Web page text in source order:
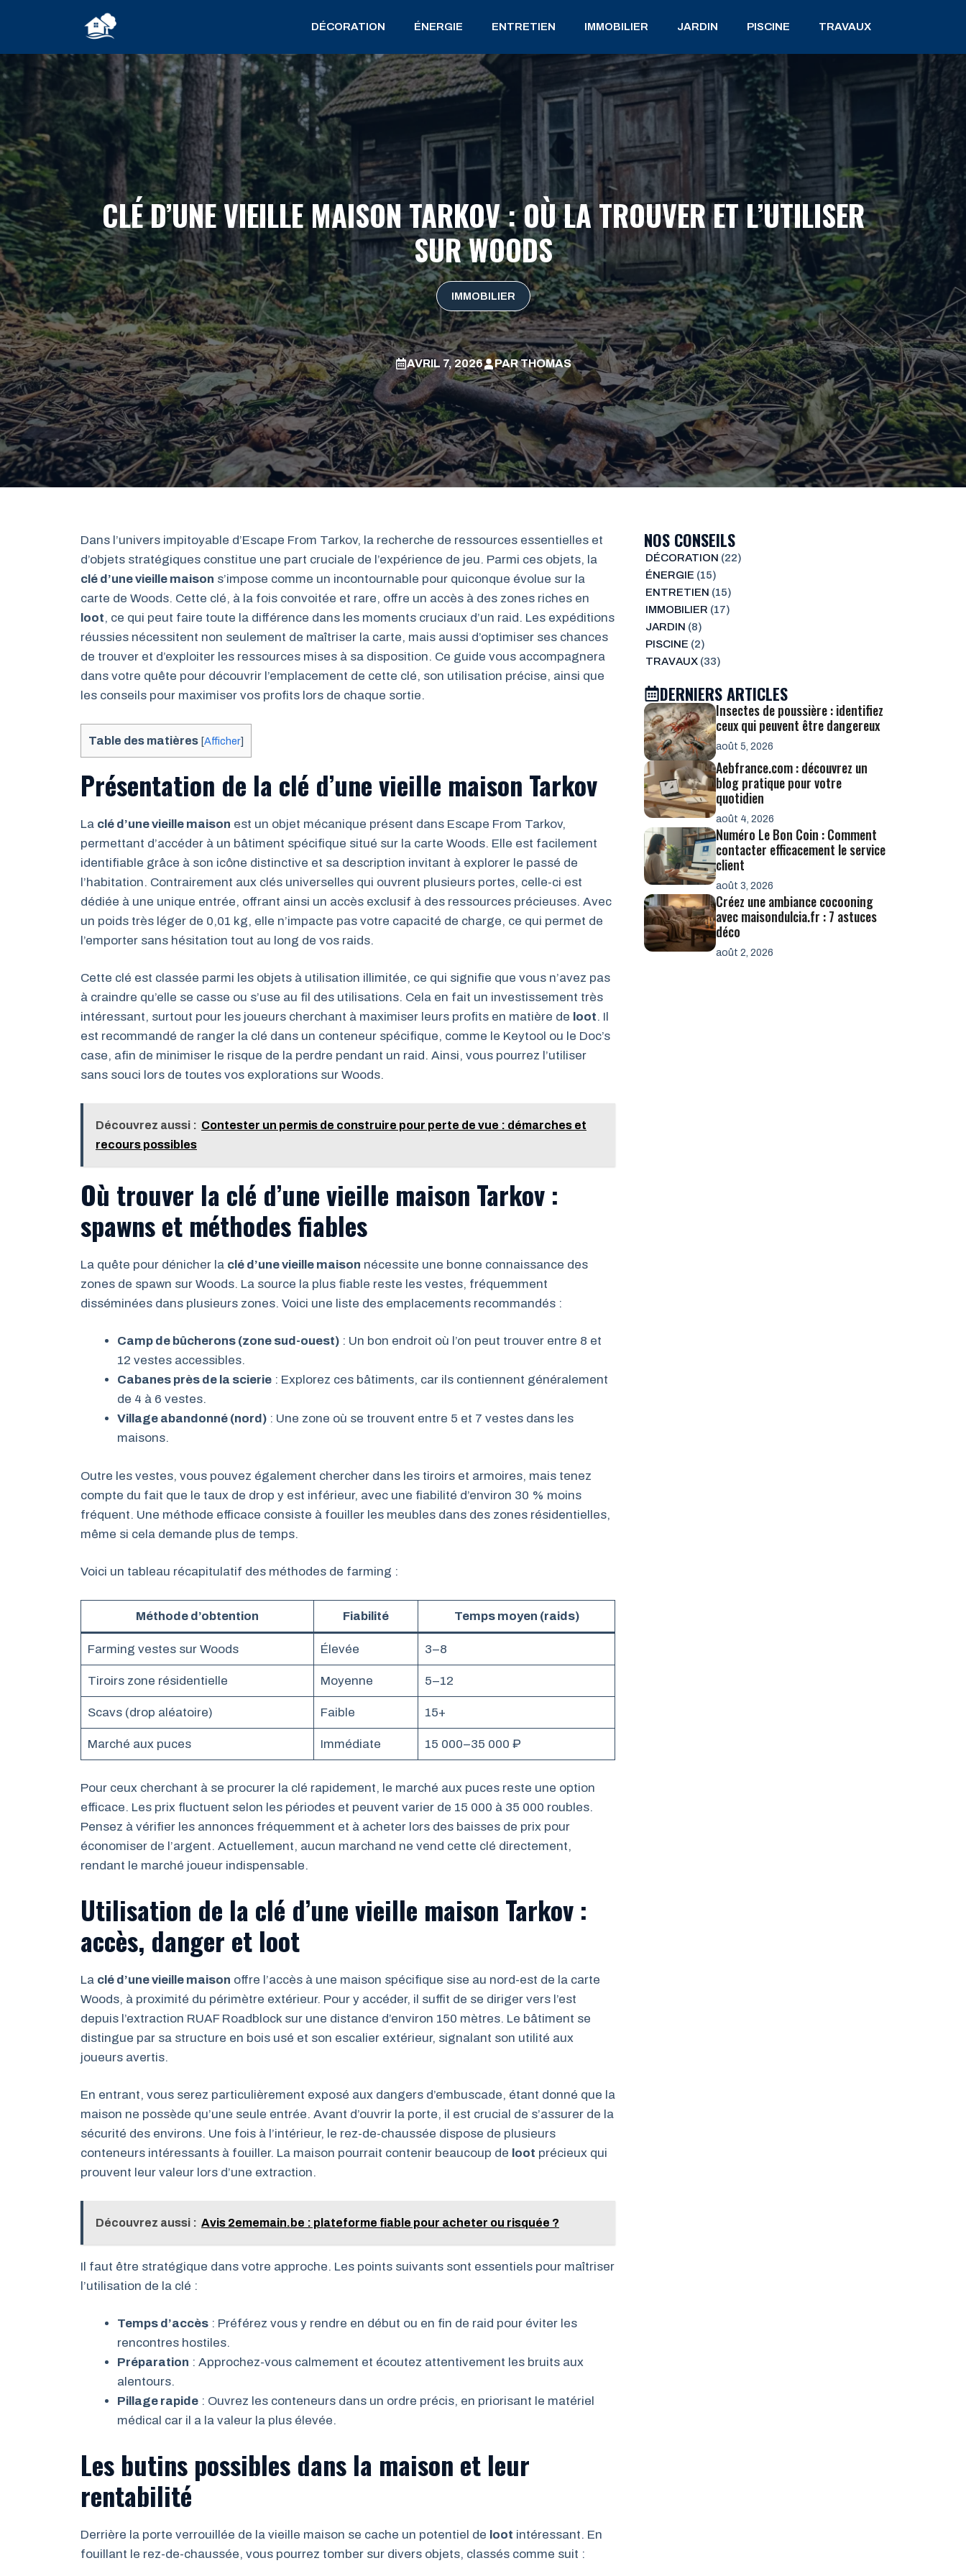
DÉCORATION ÉNERGIE ENTRETIEN IMMOBILIER JARDIN PISCINE TRAVAUX
CLÉ D’UNE VIEILLE MAISON TARKOV : OÙ LA TROUVER ET L’UTILISER
SUR WOODS
IMMOBILIER
AVRIL 7, 2026 PARTHOMAS
Dans l’univers impitoyable d’Escape From Tarkov, la recherche de ressources essentielles et
d’objets stratégiques constitue une part cruciale de l’expérience de jeu. Parmi ces objets, la
clé d’une vieille maison s’impose comme un incontournable pour quiconque évolue sur la
carte de Woods. Cette clé, à la fois convoitée et rare, offre un accès à des zones riches en
loot, ce qui peut faire toute la différence dans les moments cruciaux d’un raid. Les expéditions
réussies nécessitent non seulement de maîtriser la carte, mais aussi d’optimiser ses chances
de trouver et d’exploiter les ressources mises à sa disposition. Ce guide vous accompagnera
dans votre quête pour découvrir l’emplacement de cette clé, son utilisation précise, ainsi que
les conseils pour maximiser vos profits lors de chaque sortie.
Table des matières [Afficher]
Présentation de la clé d’une vieille maison Tarkov
La clé d’une vieille maison est un objet mécanique présent dans Escape From Tarkov,
permettant d’accéder à un bâtiment spécifique situé sur la carte Woods. Elle est facilement
identifiable grâce à son icône distinctive et sa description invitant à explorer le passé de
l’habitation. Contrairement aux clés universelles qui ouvrent plusieurs portes, celle-ci est
dédiée à une unique entrée, offrant ainsi un accès exclusif à des ressources précieuses. Avec
un poids très léger de 0,01 kg, elle n’impacte pas votre capacité de charge, ce qui permet de
l’emporter sans hésitation tout au long de vos raids.
Cette clé est classée parmi les objets à utilisation illimitée, ce qui signifie que vous n’avez pas
à craindre qu’elle se casse ou s’use au fil des utilisations. Cela en fait un investissement très
intéressant, surtout pour les joueurs cherchant à maximiser leurs profits en matière de loot. Il
est recommandé de ranger la clé dans un conteneur spécifique, comme le Keytool ou le Doc’s
case, afin de minimiser le risque de la perdre pendant un raid. Ainsi, vous pourrez l’utiliser
sans souci lors de toutes vos explorations sur Woods.
Découvrez aussi : Contester un permis de construire pour perte de vue : démarches et
recours possibles
Où trouver la clé d’une vieille maison Tarkov :
spawns et méthodes fiables
La quête pour dénicher la clé d’une vieille maison nécessite une bonne connaissance des
zones de spawn sur Woods. La source la plus fiable reste les vestes, fréquemment
disséminées dans plusieurs zones. Voici une liste des emplacements recommandés :
Camp de bûcherons (zone sud-ouest) : Un bon endroit où l’on peut trouver entre 8 et
12 vestes accessibles.
Cabanes près de la scierie : Explorez ces bâtiments, car ils contiennent généralement
de 4 à 6 vestes.
Village abandonné (nord) : Une zone où se trouvent entre 5 et 7 vestes dans les
maisons.
Outre les vestes, vous pouvez également chercher dans les tiroirs et armoires, mais tenez
compte du fait que le taux de drop y est inférieur, avec une fiabilité d’environ 30 % moins
fréquent. Une méthode efficace consiste à fouiller les meubles dans des zones résidentielles,
même si cela demande plus de temps.
Voici un tableau récapitulatif des méthodes de farming :
Méthode d’obtention Fiabilité Temps moyen (raids)
Farming vestes sur Woods Élevée 3–8
Tiroirs zone résidentielle Moyenne 5–12
Scavs (drop aléatoire) Faible 15+
Marché aux puces Immédiate 15 000–35 000 ₽
Pour ceux cherchant à se procurer la clé rapidement, le marché aux puces reste une option
efficace. Les prix fluctuent selon les périodes et peuvent varier de 15 000 à 35 000 roubles.
Pensez à vérifier les annonces fréquemment et à acheter lors des baisses de prix pour
économiser de l’argent. Actuellement, aucun marchand ne vend cette clé directement,
rendant le marché joueur indispensable.
Utilisation de la clé d’une vieille maison Tarkov :
accès, danger et loot
La clé d’une vieille maison offre l’accès à une maison spécifique sise au nord-est de la carte
Woods, à proximité du périmètre extérieur. Pour y accéder, il suffit de se diriger vers l’est
depuis l’extraction RUAF Roadblock sur une distance d’environ 150 mètres. Le bâtiment se
distingue par sa structure en bois usé et son escalier extérieur, signalant son utilité aux
joueurs avertis.
En entrant, vous serez particulièrement exposé aux dangers d’embuscade, étant donné que la
maison ne possède qu’une seule entrée. Avant d’ouvrir la porte, il est crucial de s’assurer de la
sécurité des environs. Une fois à l’intérieur, le rez-de-chaussée dispose de plusieurs
conteneurs intéressants à fouiller. La maison pourrait contenir beaucoup de loot précieux qui
prouvent leur valeur lors d’une extraction.
Découvrez aussi : Avis 2ememain.be : plateforme fiable pour acheter ou risquée ?
Il faut être stratégique dans votre approche. Les points suivants sont essentiels pour maîtriser
l’utilisation de la clé :
Temps d’accès : Préférez vous y rendre en début ou en fin de raid pour éviter les
rencontres hostiles.
Préparation : Approchez-vous calmement et écoutez attentivement les bruits aux
alentours.
Pillage rapide : Ouvrez les conteneurs dans un ordre précis, en priorisant le matériel
médical car il a la valeur la plus élevée.
Les butins possibles dans la maison et leur
rentabilité
Derrière la porte verrouillée de la vieille maison se cache un potentiel de loot intéressant. En
fouillant le rez-de-chaussée, vous pourrez tomber sur divers objets, classés comme suit :
NOS CONSEILS
DÉCORATION (22)
ÉNERGIE (15)
ENTRETIEN (15)
IMMOBILIER (17)
JARDIN (8)
PISCINE (2)
TRAVAUX(33)
DERNIERS ARTICLES
Insectes de poussière : identifiez
ceux qui peuvent être dangereux
août 5, 2026
Aebfrance.com : découvrez un
blog pratique pour votre
quotidien
août 4, 2026
Numéro Le Bon Coin : Comment
contacter efficacement le service
client
août 3, 2026
Créez une ambiance cocooning
avec maisondulcia.fr : 7 astuces
déco
août 2, 2026